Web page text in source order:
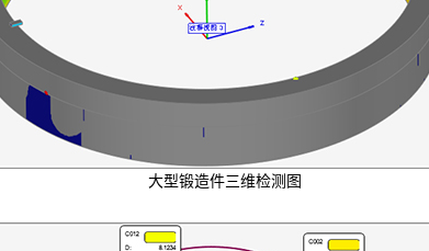
大型锻造件三维检测图